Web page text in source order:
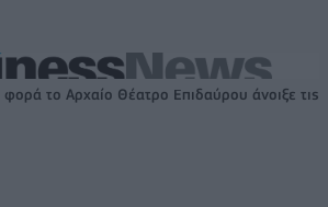
το Αρχαίο Θέατρο Επιδαύρου άνοιξε τις